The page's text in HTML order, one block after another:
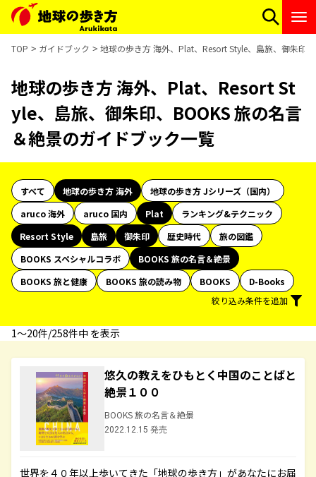
TOP ガイドブック 地球の歩き方 海外、Plat、Resort Style、島旅、御朱印
地球の歩き方 海外、Plat、Resort St
yle、島旅、御朱印、BOOKS 旅の名言
＆絶景のガイドブック一覧
すべて 地球の歩き方 海外
地球の歩き方 Jシリーズ（国内）
aruco 海外
aruco 国内 Plat
ランキング&テクニック
Resort Style
島旅 御朱印 歴史時代
旅の図鑑
BOOKS スペシャルコラボ
BOOKS 旅の名言＆絶景
BOOKS 旅と健康
BOOKS 旅の読み物 BOOKS
D-Books
絞り込み条件を追加
1〜20件/258件中 を表示
悠久の教えをひもとく中国のことばと
絶景１００
BOOKS 旅の名言＆絶景
2022.12.15 発売
世界を４０年以上歩いてきた「地球の歩き方」があなたにお届